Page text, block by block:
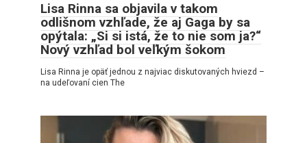
Lisa Rinna sa objavila v takom
odlišnom vzhľade, že aj Gaga by sa
opýtala: „Si si istá, že to nie som ja?“
Nový vzhľad bol veľkým šokom
Lisa Rinna je opäť jednou z najviac diskutovaných hviezd –
na udeľovaní cien The